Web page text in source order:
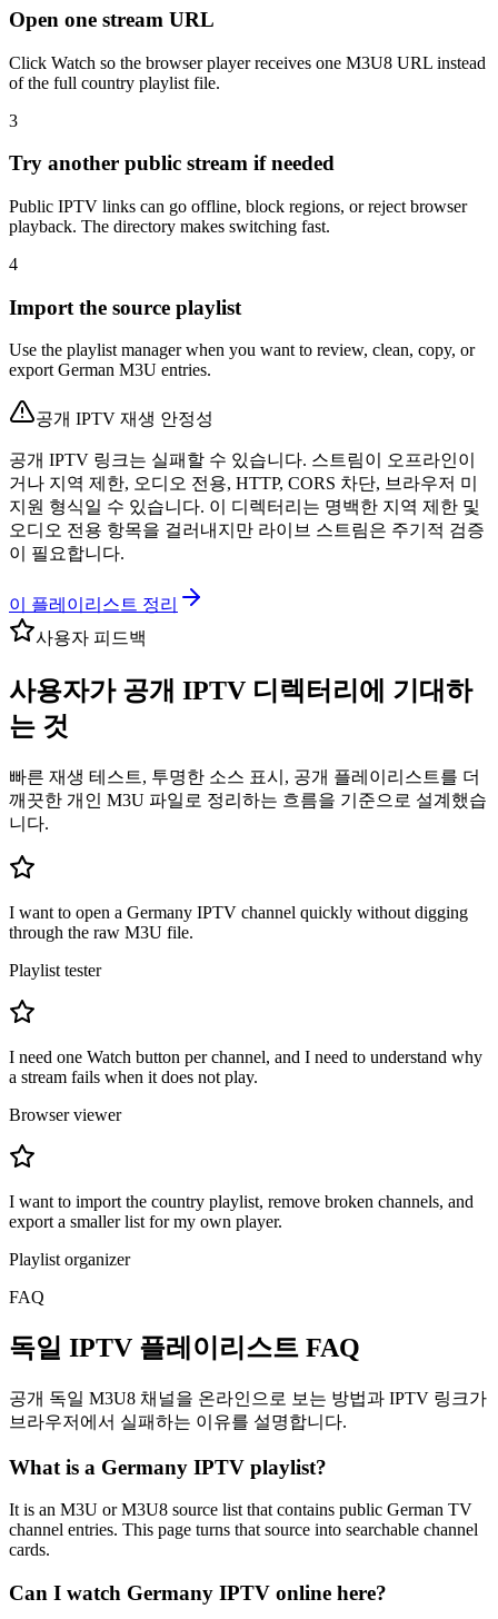
Open one stream URL
Click Watch so the browser player receives one M3U8 URL instead
of the full country playlist file.
3
Try another public stream if needed
Public IPTV links can go offline, block regions, or reject browser
playback. The directory makes switching fast.
4
Import the source playlist
Use the playlist manager when you want to review, clean, copy, or
export German M3U entries.
공개 IPTV 재생 안정성
공개 IPTV 링크는 실패할 수 있습니다. 스트림이 오프라인이
거나 지역 제한, 오디오 전용, HTTP, CORS 차단, 브라우저 미
지원 형식일 수 있습니다. 이 디렉터리는 명백한 지역 제한 및
오디오 전용 항목을 걸러내지만 라이브 스트림은 주기적 검증
이 필요합니다.
이 플레이리스트 정리
사용자 피드백
사용자가 공개 IPTV 디렉터리에 기대하
는 것
빠른 재생 테스트, 투명한 소스 표시, 공개 플레이리스트를 더
깨끗한 개인 M3U 파일로 정리하는 흐름을 기준으로 설계했습
니다.
I want to open a Germany IPTV channel quickly without digging
through the raw M3U file.
Playlist tester
I need one Watch button per channel, and I need to understand why
a stream fails when it does not play.
Browser viewer
I want to import the country playlist, remove broken channels, and
export a smaller list for my own player.
Playlist organizer
FAQ
독일 IPTV 플레이리스트 FAQ
공개 독일 M3U8 채널을 온라인으로 보는 방법과 IPTV 링크가
브라우저에서 실패하는 이유를 설명합니다.
What is a Germany IPTV playlist?
It is an M3U or M3U8 source list that contains public German TV
channel entries. This page turns that source into searchable channel
cards.
Can I watch Germany IPTV online here?